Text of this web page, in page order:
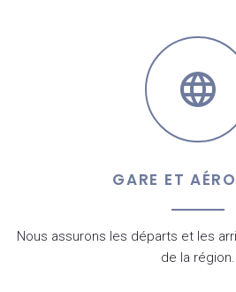
GARE ET
Nous assurons les départs et les
de la région.